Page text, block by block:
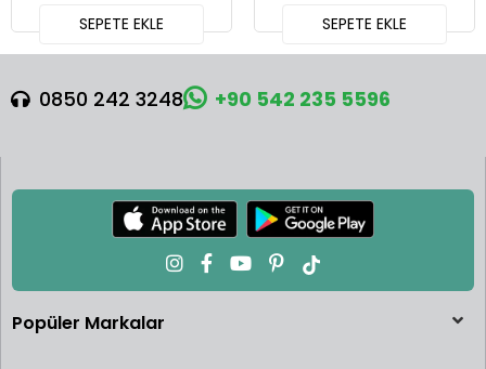
SEPETE EKLE SEPETE EKLE
0850 242 3248 +90 542 235 5596
Popüler Markalar